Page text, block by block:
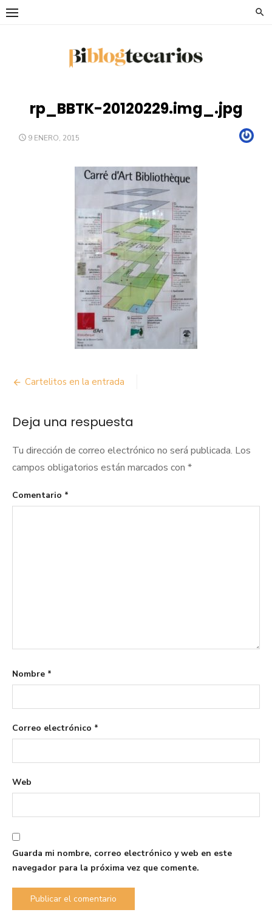
Saltar
rp_BBTK-20120229.img_.jpg
PUBLICADO
9 ENERO, 2015
Navegación
entradas
Cartelitos en la entrada
Deja una respuesta
Tu dirección de correo electrónico no será publicada. Los
campos obligatorios están marcados con *
Comentario *
Nombre *
Correo electrónico *
Web
Guarda mi nombre, correo electrónico y web en este
navegador para la próxima vez que comente.